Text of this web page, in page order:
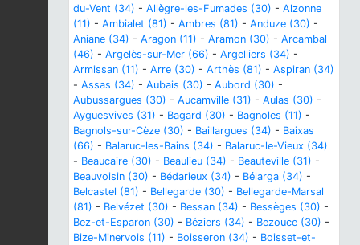
du-Vent (34) - Allègre-les-Fumades (30) - Alzonne
(11) - Ambialet (81) - Ambres (81) - Anduze (30) -
Aniane (34) - Aragon (11) - Aramon (30) - Arcambal
(46) - Argelès-sur-Mer (66) - Argelliers (34) -
Armissan (11) - Arre (30) - Arthès (81) - Aspiran (34)
- Assas (34) - Aubais (30) - Aubord (30) -
Aubussargues (30) - Aucamville (31) - Aulas (30) -
Ayguesvives (31) - Bagard (30) - Bagnoles (11) -
Bagnols-sur-Cèze (30) - Baillargues (34) - Baixas
(66) - Balaruc-les-Bains (34) - Balaruc-le-Vieux (34)
- Beaucaire (30) - Beaulieu (34) - Beauteville (31) -
Beauvoisin (30) - Bédarieux (34) - Bélarga (34) -
Belcastel (81) - Bellegarde (30) - Bellegarde-Marsal
(81) - Belvézet (30) - Bessan (34) - Bessèges (30) -
Bez-et-Esparon (30) - Béziers (34) - Bezouce (30) -
Bize-Minervois (11) - Boisseron (34) - Boisset-et-